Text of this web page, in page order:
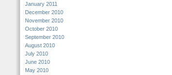
January 2011
December 2010
November 2010
October 2010
September 2010
August 2010
July 2010
June 2010
May 2010